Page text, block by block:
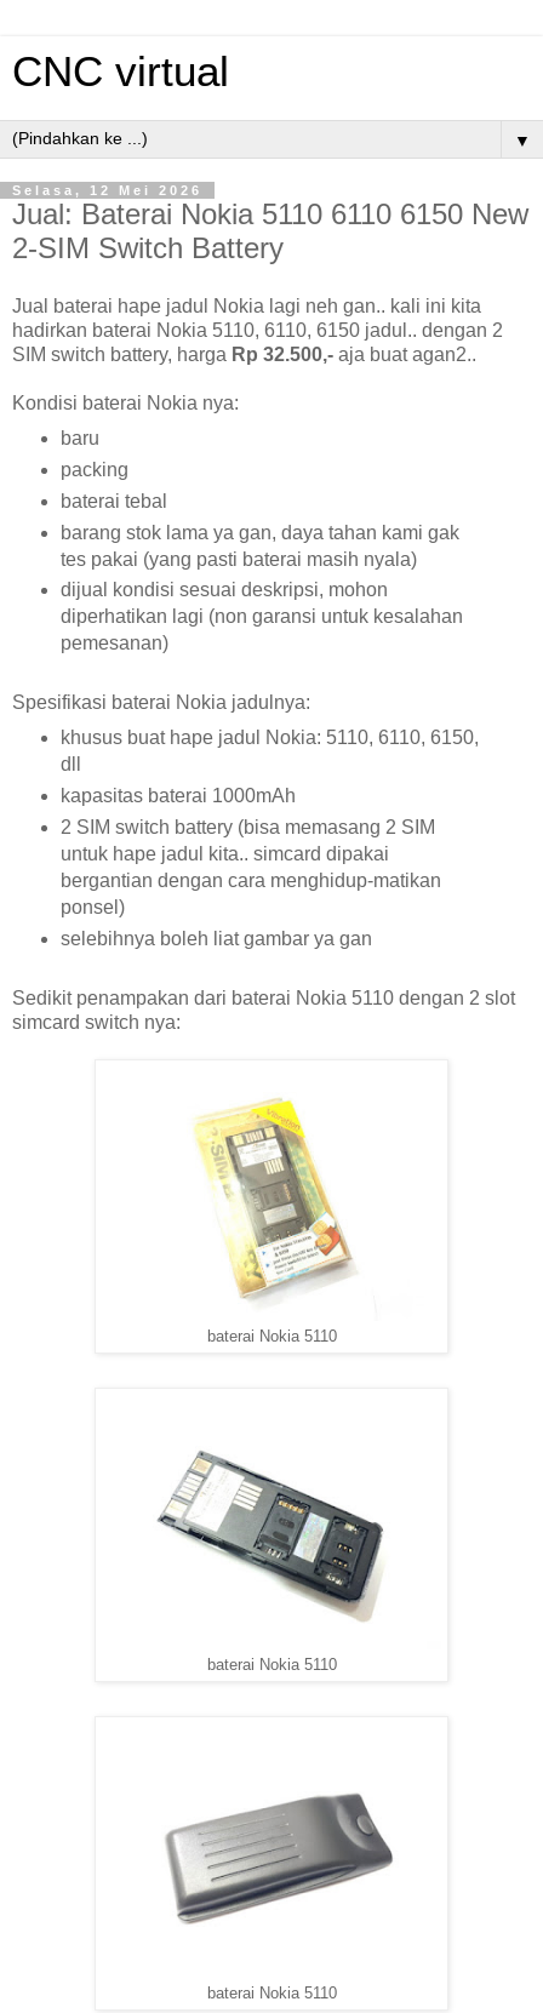
CNC virtual
▼
Selasa, 12 Mei 2026
Jual: Baterai Nokia 5110 6110 6150 New
2-SIM Switch Battery
Jual baterai hape jadul Nokia lagi neh gan.. kali ini kita
hadirkan baterai Nokia 5110, 6110, 6150 jadul.. dengan 2
SIM switch battery, harga Rp 32.500,- aja buat agan2..
Kondisi baterai Nokia nya:
baru
packing
baterai tebal
barang stok lama ya gan, daya tahan kami gak
tes pakai (yang pasti baterai masih nyala)
dijual kondisi sesuai deskripsi, mohon
diperhatikan lagi (non garansi untuk kesalahan
pemesanan)
Spesifikasi baterai Nokia jadulnya:
khusus buat hape jadul Nokia: 5110, 6110, 6150,
dll
kapasitas baterai 1000mAh
2 SIM switch battery (bisa memasang 2 SIM
untuk hape jadul kita.. simcard dipakai
bergantian dengan cara menghidup-matikan
ponsel)
selebihnya boleh liat gambar ya gan
Sedikit penampakan dari baterai Nokia 5110 dengan 2 slot
simcard switch nya:
baterai Nokia 5110
baterai Nokia 5110
baterai Nokia 5110